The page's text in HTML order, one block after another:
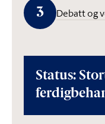
3 Debatt og
Status: